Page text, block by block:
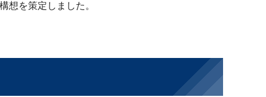
想を策定しました。